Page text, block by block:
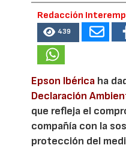
Redacción
439
Epson Ibérica ha
Declaración
que refleja el
compañía con la
protección del